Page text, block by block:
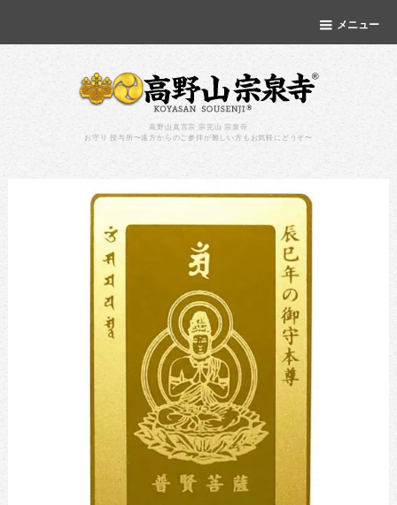
メニュー
高野山真言宗 宗完山 宗泉寺
お守り 授与所〜遠方からのご参拝が難しい方もお気軽にどうぞ〜